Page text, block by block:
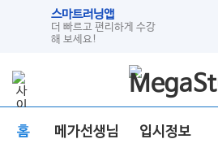
스마트러닝앱
더 빠르고 편리하게 수강
해 보세요!
홈 메가선생님 입시정보